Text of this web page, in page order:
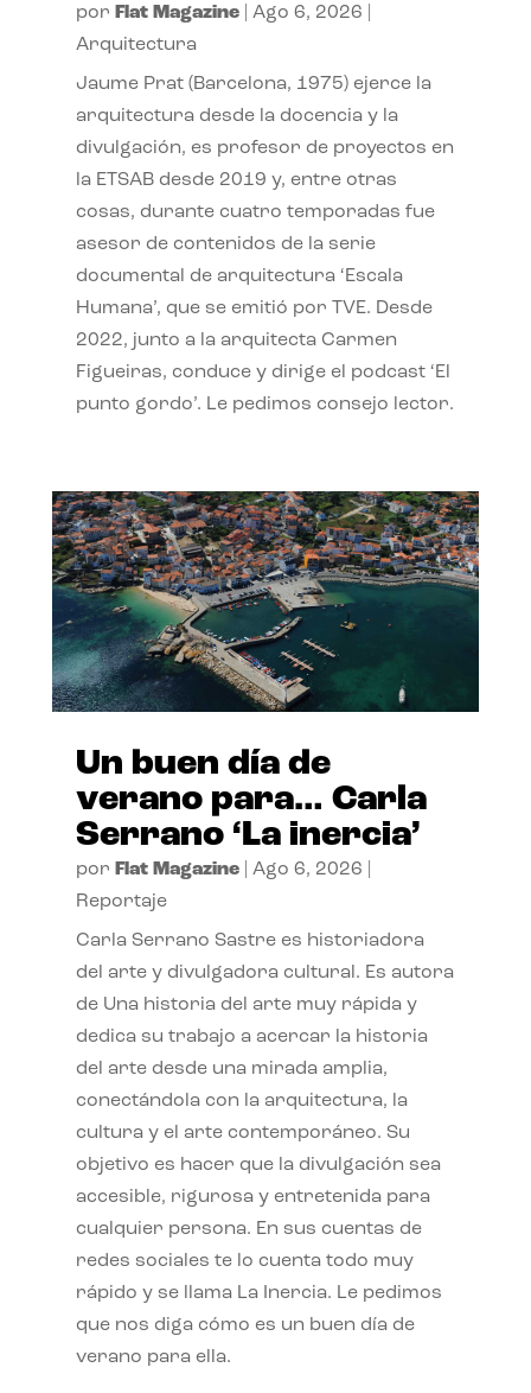
por Flat Magazine| Ago 6, 2026
Arquitectura
Jaume Prat (Barcelona, 1975) ejerce la
arquitectura desde la docencia y la
divulgación, es profesor de proyectos en
la ETSAB desde 2019 y, entre otras
cosas, durante cuatro temporadas fue
asesor de contenidos de la serie
documental de arquitectura ‘Escala
Humana’, que se emitió por TVE. Desde
2022, junto a la arquitecta Carmen
Figueiras, conduce y dirige el podcast ‘El
punto gordo’. Le pedimos consejo lector.
Un buen día de
verano para… Carla
Serrano ‘La inercia’
por Flat Magazine| Ago 6, 2026
Reportaje
Carla Serrano Sastre es historiadora
del arte y divulgadora cultural. Es autora
de Una historia del arte muy rápida y
dedica su trabajo a acercar la historia
del arte desde una mirada amplia,
conectándola con la arquitectura, la
cultura y el arte contemporáneo. Su
objetivo es hacer que la divulgación sea
accesible, rigurosa y entretenida para
cualquier persona. En sus cuentas de
redes sociales te lo cuenta todo muy
rápido y se llama La Inercia. Le pedimos
que nos diga cómo es un buen día de
verano para ella.